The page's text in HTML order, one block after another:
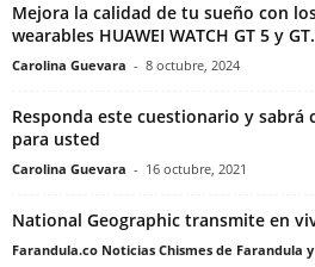
Mejora la calidad de tu sueño con
wearables HUAWEI WATCH GT 5 y
Carolina Guevara - 8 octubre, 2024
Responda este cuestionario y sabrá
para usted
Carolina Guevara - 16 octubre, 2021
National Geographic transmite en
Farandula.co Noticias Chismes de Farandula